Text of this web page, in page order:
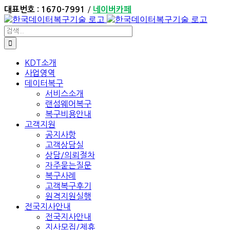
Skip
to
content
대표번호 : 1670-7991 / 네이버카페
검
색:
KDT소개
사업영역
데이터복구
서비스소개
랜섬웨어복구
복구비용안내
고객지원
공지사항
고객상담실
상담/의뢰절차
자주묻는질문
복구사례
고객복구후기
원격지원실행
전국지사안내
전국지사안내
지사모집/제휴